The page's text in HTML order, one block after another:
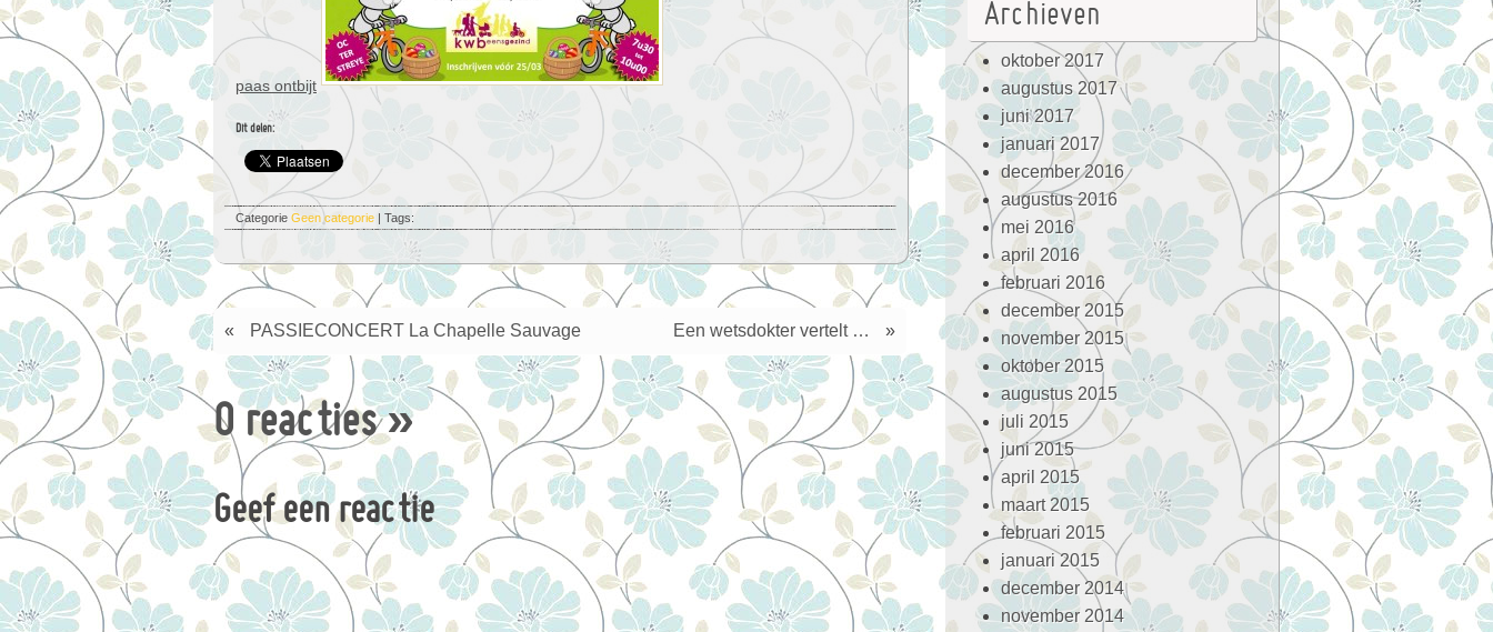
paas ontbijt
Dit delen:
Categorie Geen categorie | Tags:
Een wetsdokter vertelt … »
« PASSIECONCERT La Chapelle Sauvage
0 reacties »
Geef een reactie
Archieven
oktober 2017
augustus 2017
juni 2017
januari 2017
december 2016
augustus 2016
mei 2016
april 2016
februari 2016
december 2015
november 2015
oktober 2015
augustus 2015
juli 2015
juni 2015
april 2015
maart 2015
februari 2015
januari 2015
december 2014
november 2014